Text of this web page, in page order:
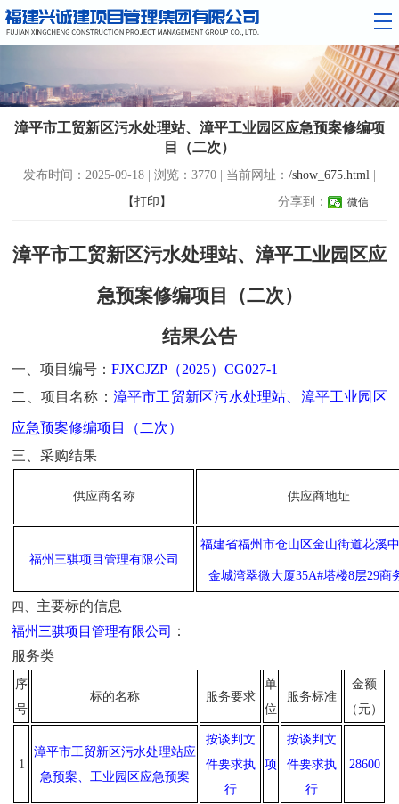
漳平市工贸新区污水处理站、漳平工业园区应急预案修编项
目（二次）
发布时间：2025-09-18 | 浏览：3770 | 当前网址： /show_675.html
【打印】
分享到： 微信
漳平市工贸新区污水处理站、漳平工业园区应
急预案修编项目（二次）
结果公告
一、项目编号：FJXCJZP（2025）CG027-1
二、项目名称： 漳平市工贸新区污水处理站、漳平工业园区
应急预案修编项目（二次）
三、采购结果
供应商名称 供应商地址
福州三骐项目管理有限公司
福建省福州市仓山区金山街道花溪
金城湾翠微大厦35A#塔楼8层29商
四、 主要标的信息
福州三骐项目管理有限公司
：
服务类
序
号
标的名称 服务要求
单
位
服务标准
金额
（元）
1
漳平市工贸新区污水处理站应
急预案、工业园区应急预案
按谈判文
件要求执
行
项
按谈判文
件要求执
行
28600